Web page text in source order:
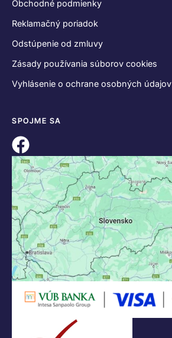
Obchodné podmienky
Reklamačný poriadok
Odstúpenie od zmluvy
Zásady používania súborov cookies
Vyhlásenie o ochrane osobných údajov
SPOJME SA